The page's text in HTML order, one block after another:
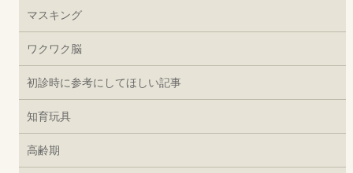
マスキング
ワクワク脳
初診時に参考にしてほしい記事
知育玩具
高齢期